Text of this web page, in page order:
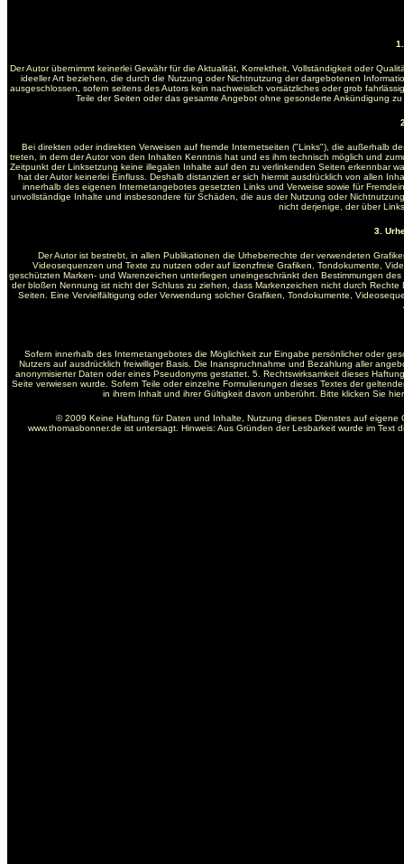
Der Autor übernimmt keinerlei Gewähr für die Aktualität, Korrektheit, Vollständigkeit oder
ideeller Art beziehen, die durch die Nutzung oder Nichtnutzung der dargebotenen
ausgeschlossen, sofern seitens des Autors kein nachweislich vorsätzliches oder grob
Teile der Seiten oder das gesamte Angebot ohne gesonderte Ankündigung
Bei direkten oder indirekten Verweisen auf fremde Internetseiten ("Links"), die außerhalb
treten, in dem der Autor von den Inhalten Kenntnis hat und es ihm technisch möglich und
Zeitpunkt der Linksetzung keine illegalen Inhalte auf den zu verlinkenden Seiten erkennbar
hat der Autor keinerlei Einfluss. Deshalb distanziert er sich hiermit ausdrücklich von allen
innerhalb des eigenen Internetangebotes gesetzten Links und Verweise sowie für
unvollständige Inhalte und insbesondere für Schäden, die aus der Nutzung oder
nicht derjenige, der über
3.
Der Autor ist bestrebt, in allen Publikationen die Urheberrechte der verwendeten
Videosequenzen und Texte zu nutzen oder auf lizenzfreie Grafiken, Tondokumente,
geschützten Marken- und Warenzeichen unterliegen uneingeschränkt den Bestimmungen
der bloßen Nennung ist nicht der Schluss zu ziehen, dass Markenzeichen nicht durch
Seiten. Eine Vervielfältigung oder Verwendung solcher Grafiken, Tondokumente,
Sofern innerhalb des Internetangebotes die Möglichkeit zur Eingabe persönlicher oder
Nutzers auf ausdrücklich freiwilliger Basis. Die Inanspruchnahme und Bezahlung aller
anonymisierter Daten oder eines Pseudonyms gestattet. 5. Rechtswirksamkeit dieses
Seite verwiesen wurde. Sofern Teile oder einzelne Formulierungen dieses Textes der
in ihrem Inhalt und ihrer Gültigkeit davon unberührt. Bitte klicken Sie
© 2009 Keine Haftung für Daten und Inhalte, Nutzung dieses Dienstes auf
www.thomasbonner.de ist untersagt. Hinweis: Aus Gründen der Lesbarkeit wurde im